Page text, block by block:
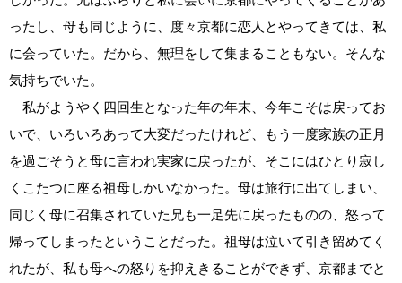
ったし、母も同じように、度々京都に恋人とやってきては、私
に会っていた。だから、無理をして集まることもない。そんな
気持ちでいた。
私がようやく四回生となった年の年末、今年こそは戻ってお
いで、いろいろあって大変だったけれど、もう一度家族の正月
を過ごそうと母に言われ実家に戻ったが、そこにはひとり寂し
くこたつに座る祖母しかいなかった。母は旅行に出てしまい、
同じく母に召集されていた兄も一足先に戻ったものの、怒って
帰ってしまったということだった。祖母は泣いて引き留めてく
れたが、私も母への怒りを抑えきることができず、京都までと